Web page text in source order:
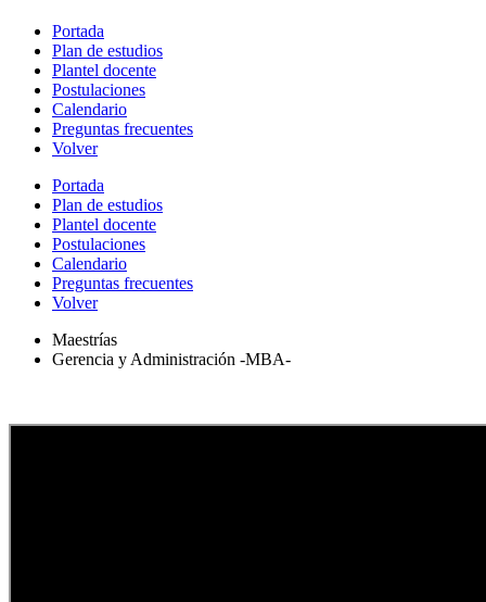
Portada
Plan de estudios
Plantel docente
Postulaciones
Calendario
Preguntas frecuentes
Volver
Portada
Plan de estudios
Plantel docente
Postulaciones
Calendario
Preguntas frecuentes
Volver
Maestrías
Gerencia y Administración -MBA-